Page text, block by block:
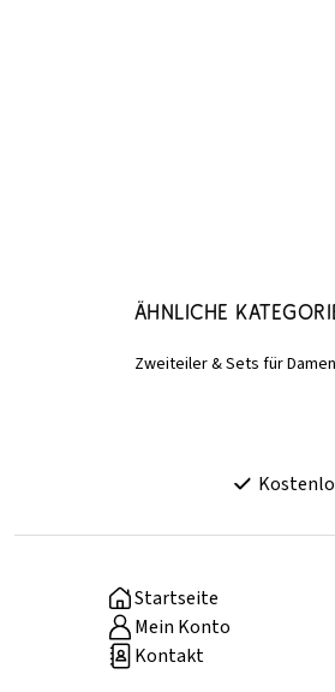
Ähnliche
Zweiteiler & Sets für Damen
Startseite
Mein Konto
Kontakt